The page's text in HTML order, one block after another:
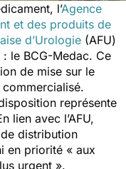
l’Agence
et des produits de
d’Urologie (AFU)
le BCG-Medac. Ce
de mise sur le
commercialisé.
représente
lien avec l’AFU,
distribution
en priorité « aux
urgent ».